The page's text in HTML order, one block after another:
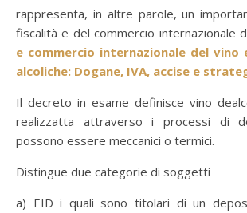
rappresenta, in altre parole, un
fiscalità e del commercio internazionale
e commercio internazionale del vino
alcoliche: Dogane, IVA, accise e
Il decreto in esame definisce vino
realizzatta attraverso i processi di
possono essere meccanici o termici.
Distingue due categorie di soggetti
a) EID i quali sono titolari di un